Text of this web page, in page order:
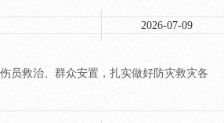
2026-07-09
员救治、群众安置，扎实做好防灾救灾各